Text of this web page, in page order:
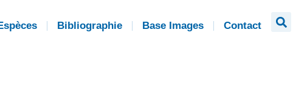
Bibliographie Base Images Contact